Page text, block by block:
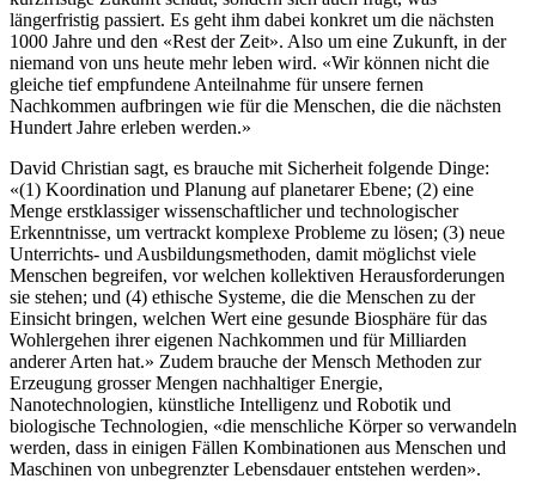
längerfristig passiert. Es geht ihm dabei konkret um die nächsten
1000 Jahre und den «Rest der Zeit». Also um eine Zukunft, in der
niemand von uns heute mehr leben wird. «Wir können nicht die
gleiche tief empfundene Anteilnahme für unsere fernen
Nachkommen aufbringen wie für die Menschen, die die nächsten
Hundert Jahre erleben werden.»
David Christian sagt, es brauche mit Sicherheit folgende Dinge:
«(1) Koordination und Planung auf planetarer Ebene; (2) eine
Menge erstklassiger wissenschaftlicher und technologischer
Erkenntnisse, um vertrackt komplexe Probleme zu lösen; (3) neue
Unterrichts- und Ausbildungsmethoden, damit möglichst viele
Menschen begreifen, vor welchen kollektiven Herausforderungen
sie stehen; und (4) ethische Systeme, die die Menschen zu der
Einsicht bringen, welchen Wert eine gesunde Biosphäre für das
Wohlergehen ihrer eigenen Nachkommen und für Milliarden
anderer Arten hat.» Zudem brauche der Mensch Methoden zur
Erzeugung grosser Mengen nachhaltiger Energie,
Nanotechnologien, künstliche Intelligenz und Robotik und
biologische Technologien, «die menschliche Körper so verwandeln
werden, dass in einigen Fällen Kombinationen aus Menschen und
Maschinen von unbegrenzter Lebensdauer entstehen werden».